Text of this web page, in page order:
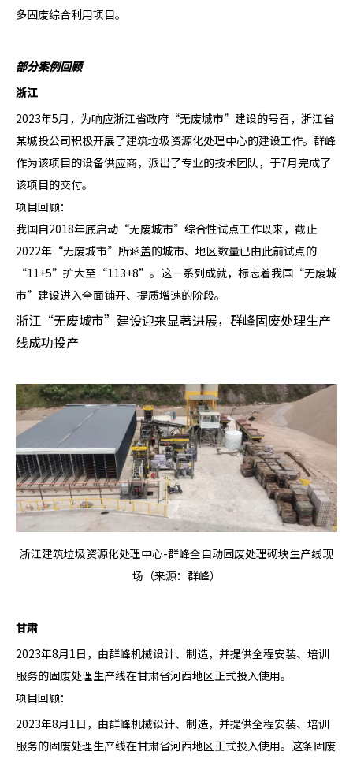
多固废综合利用项目。
部分案例回顾
浙江
2023年5月，为响应浙江省政府“无废城市”建设的号召，浙江省
某城投公司积极开展了建筑垃圾资源化处理中心的建设工作。群峰
作为该项目的设备供应商，派出了专业的技术团队，于7月完成了
该项目的交付。
项目回顾：
我国自2018年底启动“无废城市”综合性试点工作以来，截止
2022年“无废城市”所涵盖的城市、地区数量已由此前试点的
“11+5”扩大至“113+8”。这一系列成就，标志着我国“无废城
市”建设进入全面铺开、提质增速的阶段。
浙江“无废城市”建设迎来显著进展，群峰固废处理生产
线成功投产
浙江建筑垃圾资源化处理中心-群峰全自动固废处理砌块生产线现
场（来源：群峰）
甘肃
2023年8月1日，由群峰机械设计、制造，并提供全程安装、培训
服务的固废处理生产线在甘肃省河西地区正式投入使用。
项目回顾：
2023年8月1日，由群峰机械设计、制造，并提供全程安装、培训
服务的固废处理生产线在甘肃省河西地区正式投入使用。这条固废